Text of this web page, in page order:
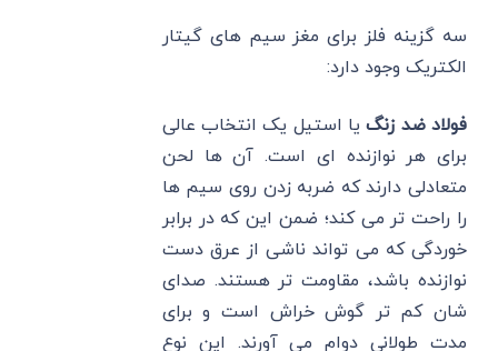
سه گزینه فلز برای مغز سیم های گیتار
الکتریک وجود دارد:
فولاد ضد زنگیا استیل یک انتخاب عالی
برای هر نوازنده ای است. آن ‌ها لحن
متعادلی دارند که ضربه زدن روی سیم ها
را راحت تر می کند؛ ضمن این که در برابر
خوردگی که می ‌تواند ناشی از عرق دست
نوازنده باشد، مقاومت تر هستند. صدای
شان کم تر گوش خراش است و برای
مدت طولانی دوام می آورند. این نوع